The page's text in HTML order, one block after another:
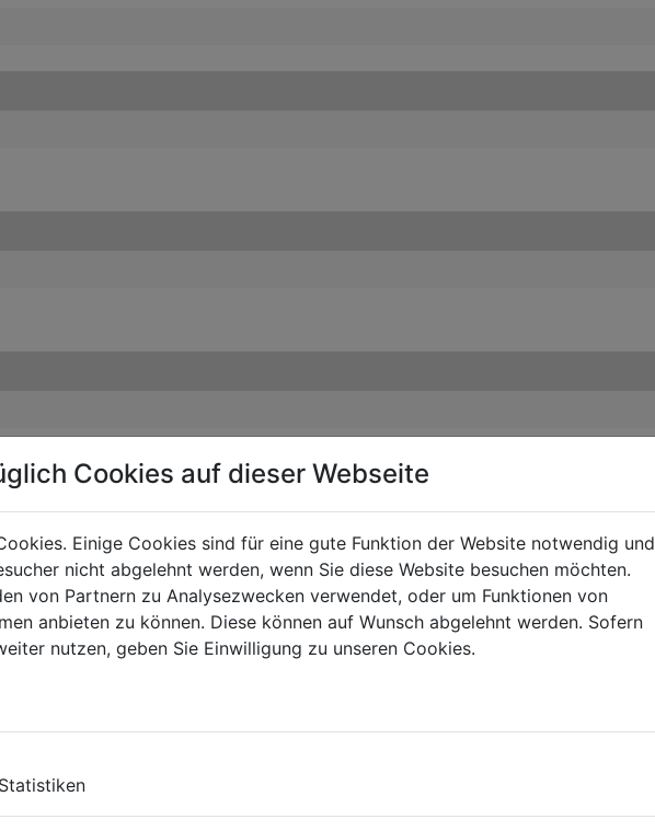
DEL PRODUCTO
Cookies auf dieser Webseite
Einige Cookies sind für eine gute Funktion der Website notwendig und
nicht abgelehnt werden, wenn Sie diese Website besuchen möchten.
von Partnern zu Analysezwecken verwendet, oder um Funktionen von
anbieten zu können. Diese können auf Wunsch abgelehnt werden. Sofern
nutzen, geben Sie Einwilligung zu unseren Cookies.
Statistiken